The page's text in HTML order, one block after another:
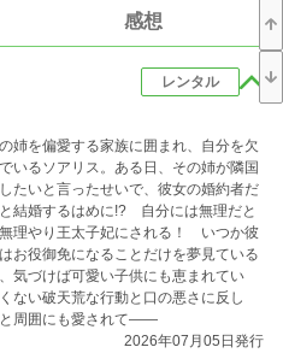
)
位)
位)
位)
感想
レンタル
姉を偏愛する家族に囲まれ、自分を欠
いるソアリス。ある日、その姉が隣国
たいと言ったせいで、彼女の婚約者だ
結婚するはめに!? 自分には無理だと
理やり王太子妃にされる！ いつか彼
お役御免になることだけを夢見ている
気づけば可愛い子供にも恵まれてい
ない破天荒な行動と口の悪さに反し
周囲にも愛されて――
2026年07月05日発行